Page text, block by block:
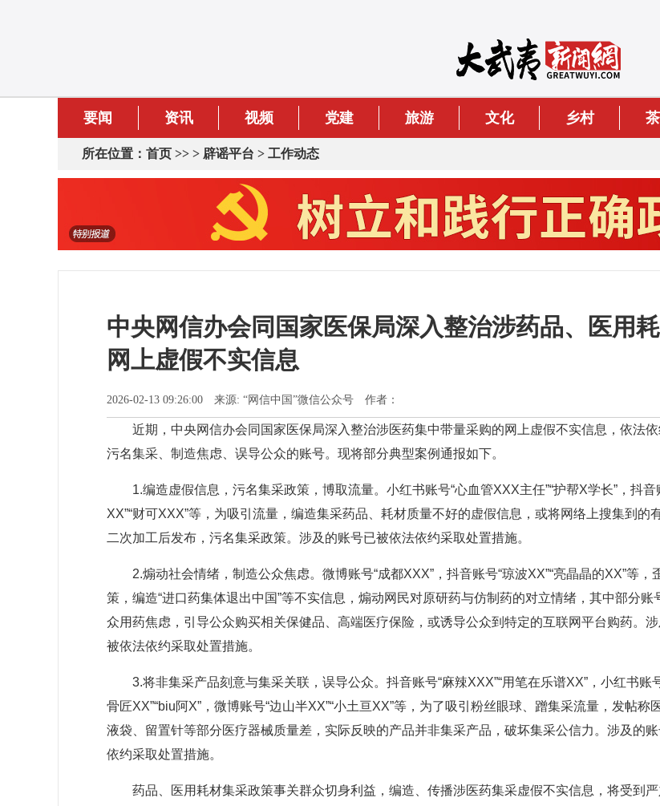
要闻 资讯 视频 党建 旅游 文化 乡村
所在位置： 首页 >> > 辟谣平台 > 工作动态
中央网信办会同国家医保局深入整治涉药品、医用
网上虚假不实信息
2026-02-13 09:26:00 来源: “网信中国”微信公众号 作者：
近期，中央网信办会同国家医保局深入整治涉医药集中带量采购的网上虚假不实信息，依法依
污名集采、制造焦虑、误导公众的账号。现将部分典型案例通报如下。
1.编造虚假信息，污名集采政策，博取流量。小红书账号“心血管XXX主任”“护帮X学长”，抖音
XX”“财可XXX”等，为吸引流量，编造集采药品、耗材质量不好的虚假信息，或将网络上搜集到的
二次加工后发布，污名集采政策。涉及的账号已被依法依约采取处置措施。
2.煽动社会情绪，制造公众焦虑。微博账号“成都XXX”，抖音账号“琼波XX”“亮晶晶的XX”等，
策，编造“进口药集体退出中国”等不实信息，煽动网民对原研药与仿制药的对立情绪，其中部分账
众用药焦虑，引导公众购买相关保健品、高端医疗保险，或诱导公众到特定的互联网平台购药。
被依法依约采取处置措施。
3.将非集采产品刻意与集采关联，误导公众。抖音账号“麻辣XXX”“用笔在乐谱XX”，小红书账
骨匠XX”“biu阿X”，微博账号“边山半XX”“小土亘XX”等，为了吸引粉丝眼球、蹭集采流量，发帖称
液袋、留置针等部分医疗器械质量差，实际反映的产品并非集采产品，破坏集采公信力。涉及的
依约采取处置措施。
药品、医用耗材集采政策事关群众切身利益，编造、传播涉医药集采虚假不实信息，将受到严